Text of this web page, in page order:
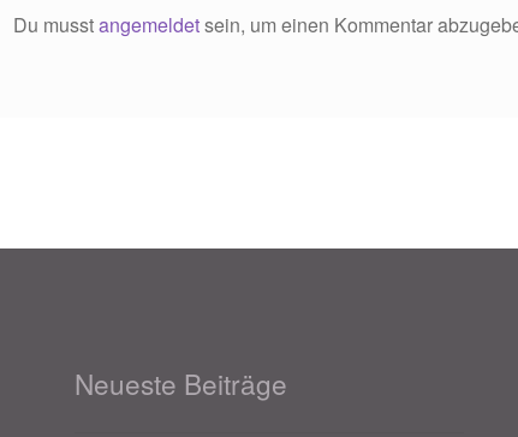
Du musstangemeldetsein, um einen Kommentar
Neueste Beiträge